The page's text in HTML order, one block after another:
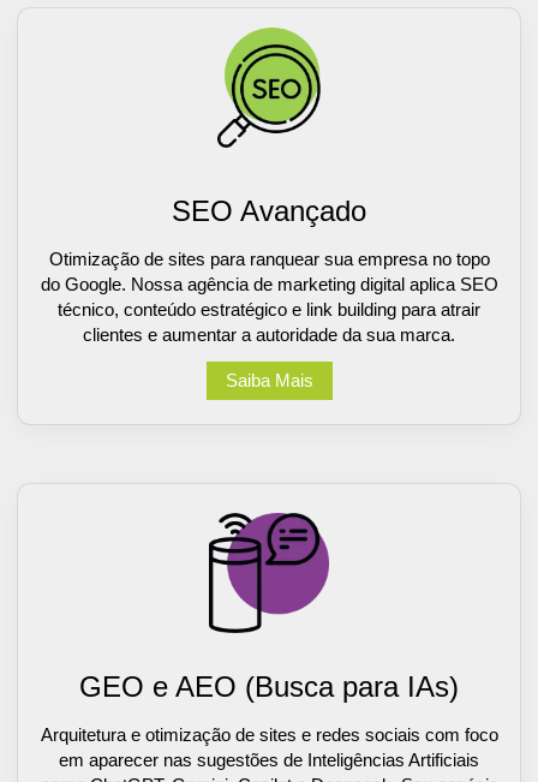
SEO Avançado
Otimização de sites para ranquear sua empresa no topo
do Google. Nossa agência de marketing digital aplica SEO
técnico, conteúdo estratégico e link building para atrair
clientes e aumentar a autoridade da sua marca.
Saiba Mais
GEO e AEO (Busca para IAs)
Arquitetura e otimização de sites e redes sociais com foco
em aparecer nas sugestões de Inteligências Artificiais